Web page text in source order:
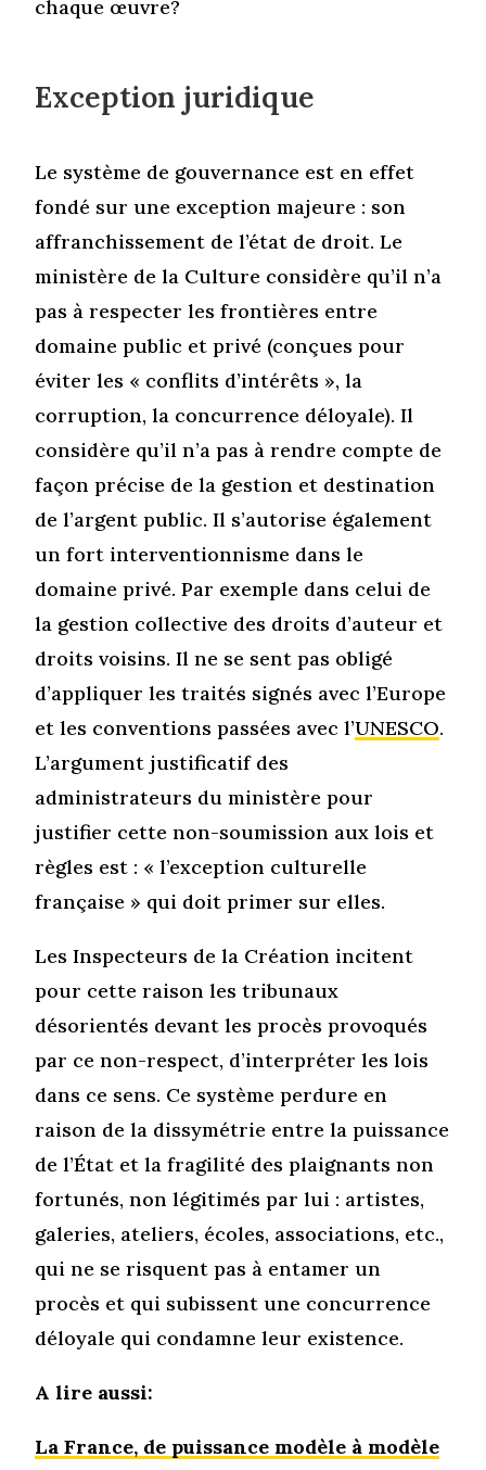
chaque œuvre?
Exception juridique
Le système de gouvernance est en effet
fondé sur une exception majeure : son
affranchissement de l’état de droit. Le
ministère de la Culture considère qu’il n’a
pas à respecter les frontières entre
domaine public et privé (conçues pour
éviter les « conflits d’intérêts », la
corruption, la concurrence déloyale). Il
considère qu’il n’a pas à rendre compte de
façon précise de la gestion et destination
de l’argent public. Il s’autorise également
un fort interventionnisme dans le
domaine privé. Par exemple dans celui de
la gestion collective des droits d’auteur et
droits voisins. Il ne se sent pas obligé
d’appliquer les traités signés avec l’Europe
et les conventions passées avec l’UNESCO.
L’argument justificatif des
administrateurs du ministère pour
justifier cette non-soumission aux lois et
règles est : « l’exception culturelle
française » qui doit primer sur elles.
Les Inspecteurs de la Création incitent
pour cette raison les tribunaux
désorientés devant les procès provoqués
par ce non-respect, d’interpréter les lois
dans ce sens. Ce système perdure en
raison de la dissymétrie entre la puissance
de l’État et la fragilité des plaignants non
fortunés, non légitimés par lui : artistes,
galeries, ateliers, écoles, associations, etc.,
qui ne se risquent pas à entamer un
procès et qui subissent une concurrence
déloyale qui condamne leur existence.
A lire aussi:
La France, de puissance modèle à modèle